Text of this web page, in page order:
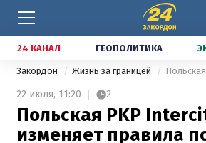
24 КАНАЛ ГЕОПОЛИТИКА
Закордон Жизнь за границей
22 июля, 11:20 2
Польская PKP
изменяет правила